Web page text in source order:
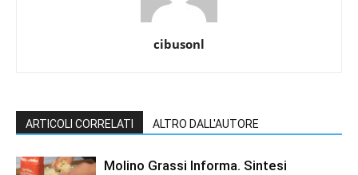
cibusonl
ARTICOLI CORRELATI ALTRO DALL'AUTORE
Molino Grassi Informa. Sintesi